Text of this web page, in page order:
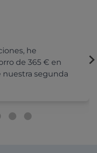
he
de 365 € en
nuestra segunda